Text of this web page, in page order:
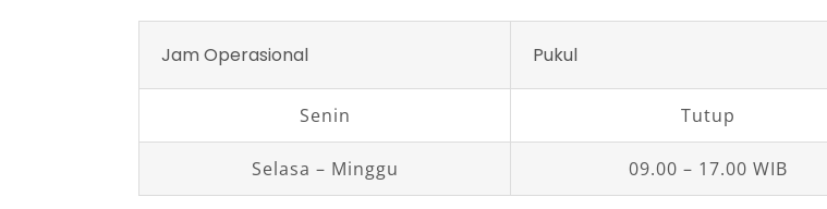
Jam Operasional Pukul
Senin Tutup
Selasa – Minggu 09.00 – 17.00 WIB